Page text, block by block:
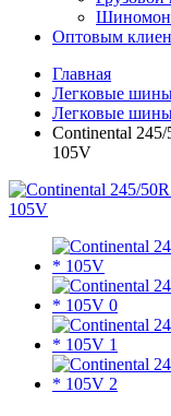
Оптовым
Главная
Легковые
Легковые
Continental
105V